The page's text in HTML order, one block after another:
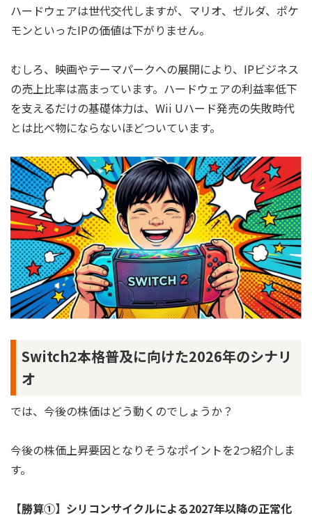
ハードウェアは世代交代しますが、マリオ、ゼルダ、ポケ
モンといったIPの価値は下がりません。
むしろ、映画やテーマパークへの展開により、IPビジネス
の売上比率は高まっています。ハードウェアの利益率低下
を支えるだけの基礎体力は、Wii Uハード発売の失敗時代
とは比べ物にならないほどついています。
Switch2本格普及に向けた2026年のシナリ
オ
では、今後の株価はどう動くのでしょうか？
今後の株価上昇要因となりそうなポイントを2つ紹介しま
す。
【勝算①】シリコンサイクルによる2027年以降の正常化